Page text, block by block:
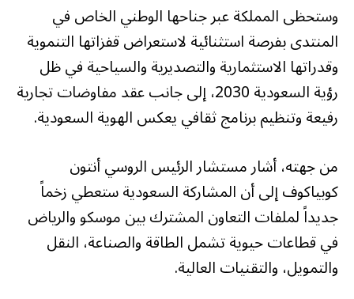
وستحظى المملكة عبر جناحها الوطني الخاص في
المنتدى بفرصة استثنائية لاستعراض قفزاتها التنموية
وقدراتها الاستثمارية والتصديرية والسياحية في ظل
رؤية السعودية 2030، إلى جانب عقد مفاوضات تجارية
رفيعة وتنظيم برنامج ثقافي يعكس الهوية السعودية.
من جهته، أشار مستشار الرئيس الروسي أنتون
كوبياكوف إلى أن المشاركة السعودية ستعطي زخماً
جديداً لملفات التعاون المشترك بين موسكو والرياض
في قطاعات حيوية تشمل الطاقة والصناعة، النقل
والتمويل، والتقنيات العالية.